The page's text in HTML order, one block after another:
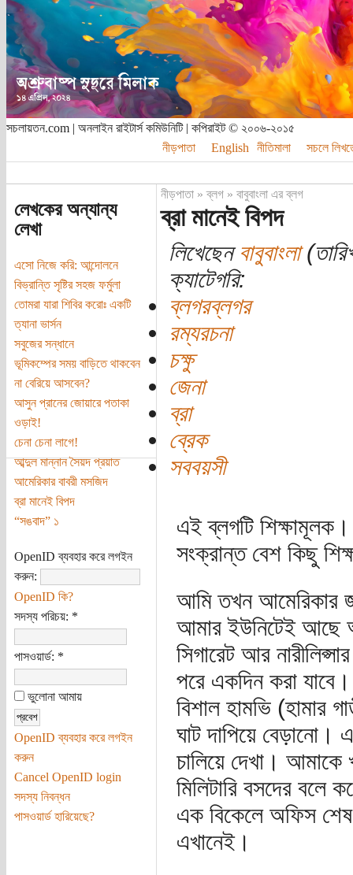
সচলায়তন.com | অনলাইন রাইটার্স কমিউনিটি | কপিরাইট © ২০০৬-২০১৫
নীড়পাতা
English নীতিমালা সচলে
লেখকের অন্যান্য
লেখা
এসো নিজে করি: আন্দোলনে
বিভ্রান্তি সৃষ্টির সহজ ফর্মুলা
তোমরা যারা শিবির করোঃ একটি
ত্যানা ভার্সন
সবুজের সন্ধানে
ভূমিকম্পের সময় বাড়িতে থাকবেন
না বেরিয়ে আসবেন?
আসুন প্রানের জোয়ারে পতাকা
ওড়াই!
চেনা চেনা লাগে!
আব্দুল মান্নান সৈয়দ প্রয়াত
আমেরিকার বাবরী মসজিদ
ব্রা মানেই বিপদ
“সঙবাদ” ১
OpenID ব্যবহার করে লগইন
করুন:
OpenID কি?
সদস্য পরিচয়: *
পাসওয়ার্ড: *
ভুলোনা আমায়
OpenID ব্যবহার করে লগইন
করুন
Cancel OpenID login
সদস্য নিবন্ধন
পাসওয়ার্ড হারিয়েছে?
নীড়পাতা»ব্লগ» বাবুবাংলা এর ব্লগ
ব্রা মানেই বিপদ
লিখেছেনবাবুবাংলা
ক্যাটেগরি:
ব্লগরব্লগর
রম্যরচনা
চক্ষু
জেনা
ব্রা
ব্রেক
সববয়সী
এই ব্লগটি শিক্ষামূলক।
সংক্রান্ত বেশ কিছু
আমি তখন আমেরিকার
আমার ইউনিটেই আছে
সিগারেট আর
পরে একদিন করা
বিশাল হামভি (হামার
ঘাট দাপিয়ে
চালিয়ে দেখা।
মিলিটারি বসদের বলে
এক বিকেলে অফিস শেষ
এখানেই।